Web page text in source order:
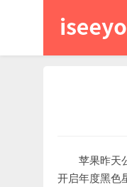
苹果昨天
开启年度黑色